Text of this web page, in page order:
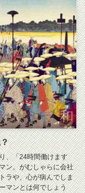
、「24時間働けます
ン。がむしゃらに会社
ラや、心が病んでしま
マンとは何でしょう